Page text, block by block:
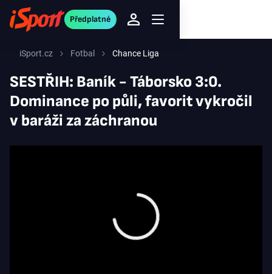
Předplatné
iSport.cz Fotbal Chance Liga
SESTŘIH: Baník - Táborsko 3:0.
Dominance po půli, favorit vykročil
v baráži za záchranou